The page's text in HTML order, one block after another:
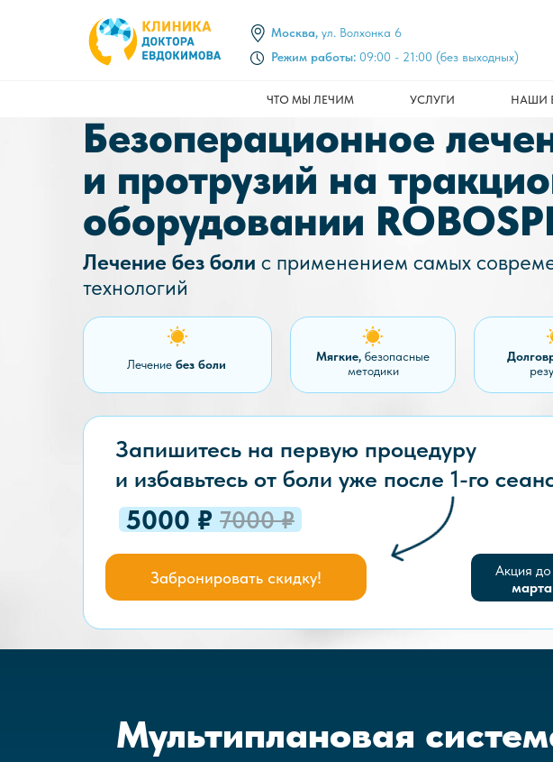
Москва, ул. Волхонка 6
Режим работы: 09:00 - 21:00 (без выходных)
ЧТО МЫ ЛЕЧИМ УСЛУГИ НАШИ
5000 ₽ 7000 ₽
Акция до
марта
Запишитесь на первую процедуру
и избавьтесь от боли уже после 1-го
Забронировать скидку!
Безоперационное
и протрузий на
оборудовании
Лечение без боли с применением самых
технологий
Лечение без боли
Мягкие, безопасные
методики
Мультиплановая